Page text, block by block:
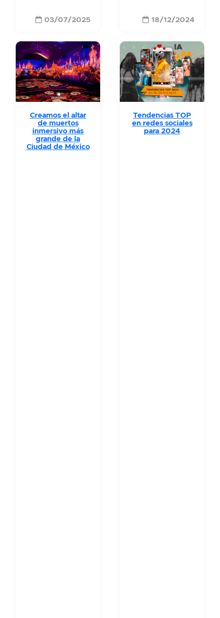
03/07/2025 18/12/2024
Creamos el altar
de muertos
inmersivo más
grande de la
Ciudad de México
Tendencias TOP
en redes sociales
para 2024